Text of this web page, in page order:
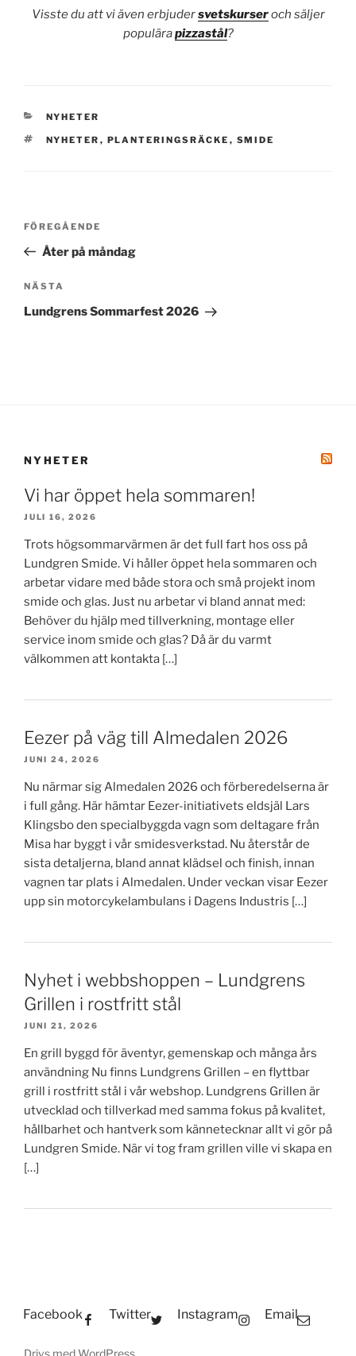
Visste du att vi även erbjudersvetskurseroch säljer
populärapizzastål?
KATEGORIER
NYHETER
TAGGAR
NYHETER , PLANTERINGSRÄCKE , SMIDE
Inläggsnavigering
Föregående
inlägg
FÖREGÅENDE
Åter på måndag
Nästa
inlägg
NÄSTA
Lundgrens Sommarfest 2026
NYHETER
Vi har öppet hela sommaren!
JULI 16, 2026
Trots högsommarvärmen är det full fart hos oss på
Lundgren Smide. Vi håller öppet hela sommaren och
arbetar vidare med både stora och små projekt inom
smide och glas. Just nu arbetar vi bland annat med:
Behöver du hjälp med tillverkning, montage eller
service inom smide och glas? Då är du varmt
välkommen att kontakta […]
Eezer på väg till Almedalen 2026
JUNI 24, 2026
Nu närmar sig Almedalen 2026 och förberedelserna är
i full gång. Här hämtar Eezer-initiativets eldsjäl Lars
Klingsbo den specialbyggda vagn som deltagare från
Misa har byggt i vår smidesverkstad. Nu återstår de
sista detaljerna, bland annat klädsel och finish, innan
vagnen tar plats i Almedalen. Under veckan visar Eezer
upp sin motorcykelambulans i Dagens Industris […]
Nyhet i webbshoppen – Lundgrens
Grillen i rostfritt stål
JUNI 21, 2026
En grill byggd för äventyr, gemenskap och många års
användning Nu finns Lundgrens Grillen – en flyttbar
grill i rostfritt stål i vår webshop. Lundgrens Grillen är
utvecklad och tillverkad med samma fokus på kvalitet,
hållbarhet och hantverk som kännetecknar allt vi gör på
Lundgren Smide. När vi tog fram grillen ville vi skapa en
[…]
Facebook Twitter Instagram Email